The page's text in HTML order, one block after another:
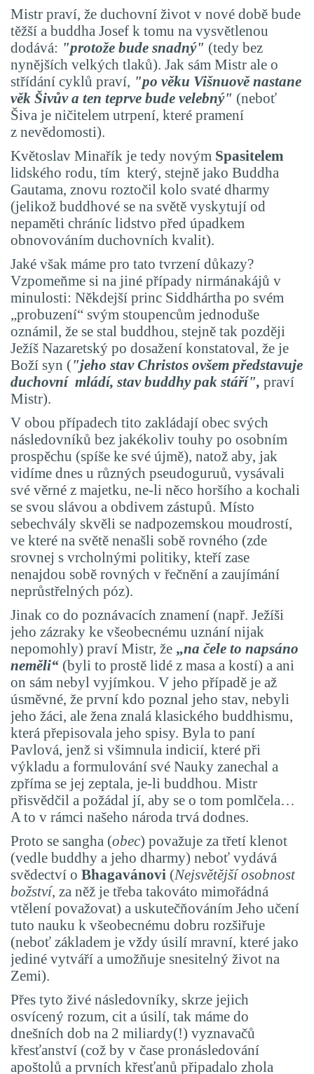
Mistr praví, že duchovní život v nové době bude
těžší a buddha Josef k tomu na vysvětlenou
dodává: "protože bude snadný" (tedy bez
nynějších velkých tlaků). Jak sám Mistr ale o
střídání cyklů praví, "po věku Višnuově nastane
věk Šivův a ten teprve bude velebný" (neboť
Šiva je ničitelem utrpení, které pramení
z nevědomosti).
Květoslav Minařík je tedy novým Spasitelem
lidského rodu, tím který, stejně jako Buddha
Gautama, znovu roztočil kolo svaté dharmy
(jelikož buddhové se na světě vyskytují od
nepaměti chráníc lidstvo před úpadkem
obnovováním duchovních kvalit).
Jaké však máme pro tato tvrzení důkazy?
Vzpomeňme si na jiné případy nirmánakájů v
minulosti: Někdejší princ Siddhártha po svém
„probuzení“ svým stoupencům jednoduše
oznámil, že se stal buddhou, stejně tak později
Ježíš Nazaretský po dosažení konstatoval, že je
Boží syn ("jeho stavChristos ovšem představuje
duchovní mládí, stav buddhy pak stáří", praví
Mistr).
V obou případech tito zakládají obec svých
následovníků bez jakékoliv touhy po osobním
prospěchu (spíše ke své újmě), natož aby, jak
vidíme dnes u různých pseudoguruů, vysávali
své věrné z majetku, ne-li něco horšího a kochali
se svou slávou a obdivem zástupů. Místo
sebechvály skvěli se nadpozemskou moudrostí,
ve které na světě nenašli sobě rovného (zde
srovnej s vrcholnými politiky, kteří zase
nenajdou sobě rovných v řečnění a zaujímání
neprůstřelných póz).
Jinak co do poznávacích znamení (např. Ježíši
jeho zázraky ke všeobecnému uznání nijak
nepomohly) praví Mistr, že „na čele to napsáno
neměli“ (byli to prostě lidé z masa a kostí) a ani
on sám nebyl vyjímkou. V jeho případě je až
úsměvné, že první kdo poznal jeho stav, nebyli
jeho žáci, ale žena znalá klasického buddhismu,
která přepisovala jeho spisy. Byla to paní
Pavlová, jenž si všimnula indicií, které při
výkladu a formulování své Nauky zanechal a
zpříma se jej zeptala, je-li buddhou. Mistr
přisvědčil a požádal jí, aby se o tom pomlčela…
A to v rámci našeho národa trvá dodnes.
Proto se sangha (obec) považuje za třetí klenot
(vedle buddhy a jeho dharmy) neboť vydává
svědectví o Bhagavánovi (Nejsvětější osobnost
božství, za něž je třeba takováto mimořádná
vtělení považovat) a uskutečňováním Jeho učení
tuto nauku k všeobecnému dobru rozšiřuje
(neboť základem je vždy úsilí mravní, které jako
jediné vytváří a umožňuje snesitelný život na
Zemi).
Přes tyto živé následovníky, skrze jejich
osvícený rozum, cit a úsilí, tak máme do
dnešních dob na 2 miliardy(!) vyznavačů
křesťanství (což by v čase pronásledování
apoštolů a prvních křesťanů připadalo zhola